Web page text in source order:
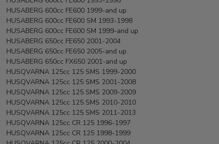
HUSABERG 600cc FE600 1999-and up
HUSABERG 600cc FE600 SM 1993-1998
HUSABERG 600cc FE600 SM 1999-and up
HUSABERG 650cc FE650 2001-2004
HUSABERG 650cc FE650 2005-and up
HUSABERG 650cc FX650 2001-and up
HUSQVARNA 125cc 125 SMS 1999-2000
HUSQVARNA 125cc 125 SMS 2001-2008
HUSQVARNA 125cc 125 SMS 2009-2009
HUSQVARNA 125cc 125 SMS 2010-2010
HUSQVARNA 125cc 125 SMS 2011-2013
HUSQVARNA 125cc CR 125 1996-1997
HUSQVARNA 125cc CR 125 1998-1999